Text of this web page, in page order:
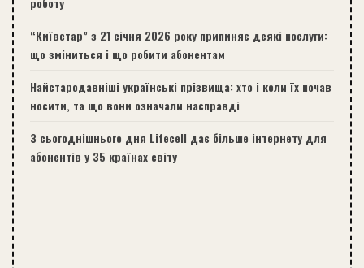
“Київстар” з 21 січня 2026 року припиняє деякі послуги:
що зміниться і що робити абонентам
Найстародавніші українські прізвища: хто і коли їх почав
носити, та що вони означали насправді
З сьогоднішнього дня Lifecell дає більше інтернету для
абонентів у 35 країнах світу